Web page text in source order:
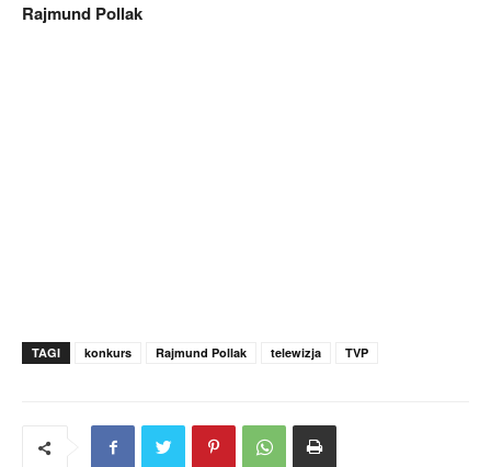
Rajmund Pollak
TAGI konkurs Rajmund Pollak telewizja TVP